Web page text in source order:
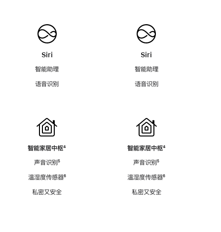
Siri
智能助理
语音识别
智能家居中枢脚
⁴
声音识别脚
⁵
温湿度传感器脚
⁶
私密又安全
Siri
智能助理
语音识别
智能家居中枢脚
⁴
声音识别脚
⁵
温湿度传感器脚
⁶
私密又安全